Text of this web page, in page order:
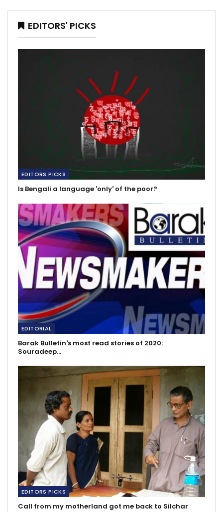
EDITORS' PICKS
EDITORS PICKS
Is Bengali a language 'only' of the poor?
EDITORIAL
Barak Bulletin's most read stories of 2020:
Souradeep…
EDITORS PICKS
Call from my motherland got me back to Silchar